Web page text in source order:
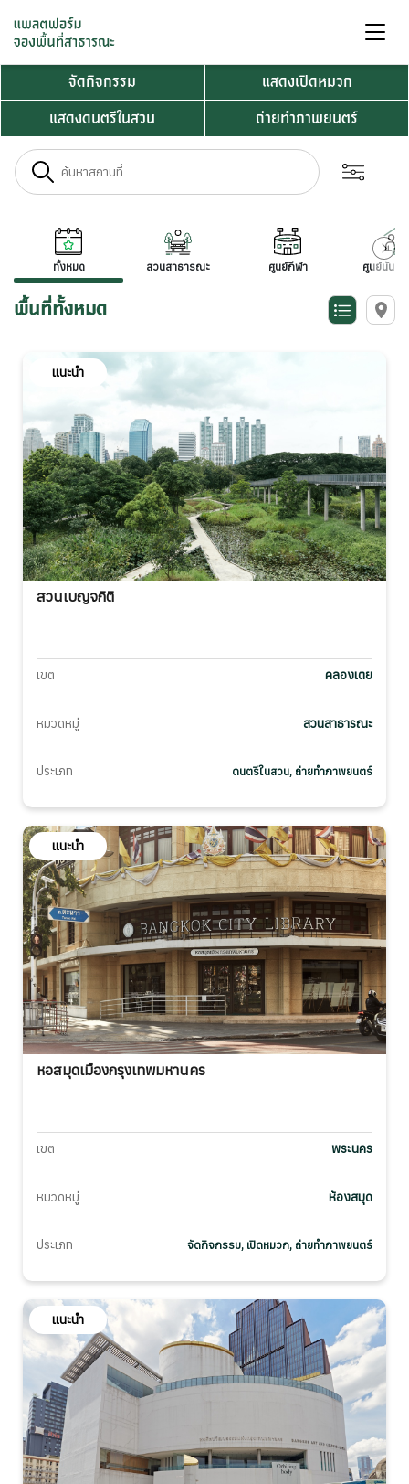
จัดกิจกรรม แสดงเปิดหมวก
แสดงดนตรีในสวน ถ่ายทำภาพยนตร์
ทั้งหมด สวนสาธารณะ ศูนย์กีฬา ศูนย์นันท
พื้นที่ทั้งหมด
สวนเบญจกิติ
เขต คลองเตย
หมวดหมู่ สวนสาธารณะ
ประเภท ดนตรีในสวน, ถ่ายทำภาพยนตร์
แนะนำ
หอสมุดเมืองกรุงเทพมหานคร
เขต พระนคร
หมวดหมู่ ห้องสมุด
ประเภท จัดกิจกรรม, เปิดหมวก, ถ่ายทำภาพยนตร์
แนะนำ
แนะนำ